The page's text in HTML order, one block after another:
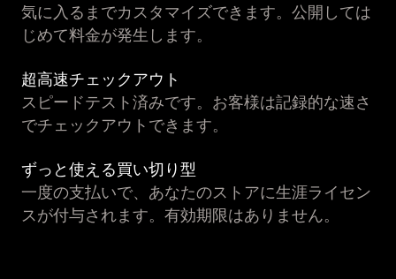
気に入るまでカスタマイズできます。公開しては
じめて料金が発生します。
超高速チェックアウト
スピードテスト済みです。お客様は記録的な速さ
でチェックアウトできます。
ずっと使える買い切り型
一度の支払いで、あなたのストアに生涯ライセン
スが付与されます。有効期限はありません。